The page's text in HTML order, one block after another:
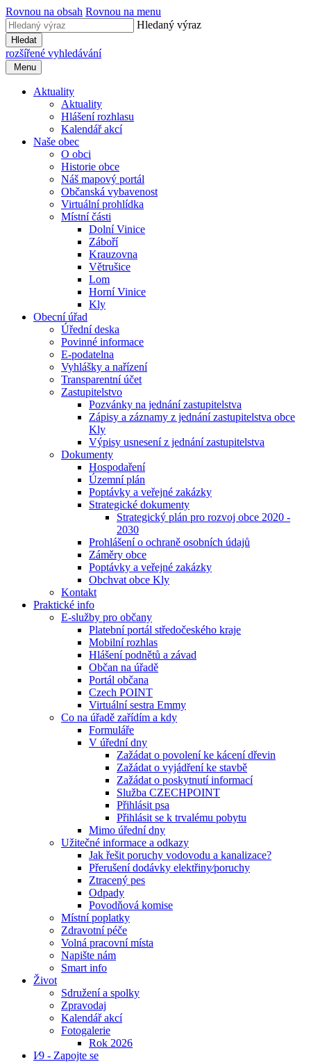
Rovnou na obsah Rovnou na menu
Hledaný výraz
Hledat
rozšířené vyhledávání
Menu
Aktuality
Aktuality
Hlášení rozhlasu
Kalendář akcí
Naše obec
O obci
Historie obce
Náš mapový portál
Občanská vybavenost
Virtuální prohlídka
Místní části
Dolní Vinice
Záboří
Krauzovna
Větrušice
Lom
Horní Vinice
Kly
Obecní úřad
Úřední deska
Povinné informace
E-podatelna
Vyhlášky a nařízení
Transparentní účet
Zastupitelstvo
Pozvánky na jednání zastupitelstva
Zápisy a záznamy z jednání zastupitelstva obce
Kly
Výpisy usnesení z jednání zastupitelstva
Dokumenty
Hospodaření
Územní plán
Poptávky a veřejné zakázky
Strategické dokumenty
Strategický plán pro rozvoj obce 2020 -
2030
Prohlášení o ochraně osobních údajů
Záměry obce
Poptávky a veřejné zakázky
Obchvat obce Kly
Kontakt
Praktické info
E-služby pro občany
Platební portál středočeského kraje
Mobilní rozhlas
Hlášení podnětů a závad
Občan na úřadě
Portál občana
Czech POINT
Virtuální sestra Emmy
Co na úřadě zařídím a kdy
Formuláře
V úřední dny
Zažádat o povolení ke kácení dřevin
Zažádat o vyjádření ke stavbě
Zažádat o poskytnutí informací
Služba CZECHPOINT
Přihlásit psa
Přihlásit se k trvalému pobytu
Mimo úřední dny
Užitečné informace a odkazy
Jak řešit poruchy vodovodu a kanalizace?
Přerušení dodávky elektřiny⁄poruchy
Ztracený pes
Odpady
Povodňová komise
Místní poplatky
Zdravotní péče
Volná pracovní místa
Napište nám
Smart info
Život
Sdružení a spolky
Zpravodaj
Kalendář akcí
Fotogalerie
Rok 2026
I⁄9 - Zapojte se